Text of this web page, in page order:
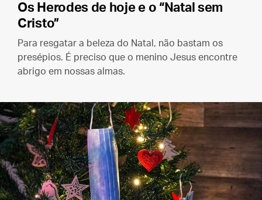
Os Herodes de hoje e o “Natal sem
Cristo”
Para resgatar a beleza do Natal, não bastam os
presépios. É preciso que o menino Jesus encontre
abrigo em nossas almas.